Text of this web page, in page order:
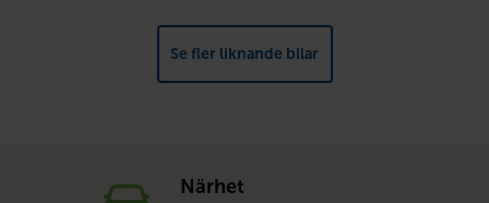
Se fler liknande bilar
Närhet